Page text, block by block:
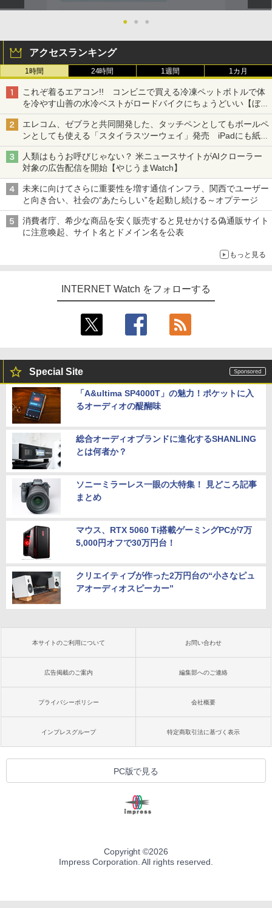
● ● ●
アクセスランキング
1時間 24時間 1週間 1カ月
これぞ着るエアコン!! コンビニで買える冷凍ペットボトルで体
を冷やす山善の水冷ベストがロードバイクにちょうどいい【ぼっ
ち・ざ・ろーど！その14】【空いた時間でなにしてる？】
エレコム、ゼブラと共同開発した、タッチペンとしてもボールペ
ンとしても使える「スタイラスツーウェイ」発売 iPadにも紙に
も、持ち替えずに書き込める
人類はもうお呼びじゃない？ 米ニュースサイトがAIクローラー
対象の広告配信を開始【やじうまWatch】
未来に向けてさらに重要性を増す通信インフラ、関西でユーザー
と向き合い、社会の“あたらしい”を起動し続ける～オプテージ
消費者庁、希少な商品を安く販売すると見せかける偽通販サイト
に注意喚起、サイト名とドメイン名を公表
もっと見る
INTERNET Watch をフォローする
Special Site
「A&ultima SP4000T」の魅力！ポケットに入
るオーディオの醍醐味
総合オーディオブランドに進化するSHANLING
とは何者か？
ソニーミラーレス一眼の大特集！ 見どころ記事
まとめ
マウス、RTX 5060 Ti搭載ゲーミングPCが7万
5,000円オフで30万円台！
クリエイティブが作った2万円台の“小さなピュ
アオーディオスピーカー”
本サイトのご利用について お問い合わせ
広告掲載のご案内 編集部へのご連絡
プライバシーポリシー 会社概要
インプレスグループ 特定商取引法に基づく表示
PC版で見る
Copyright ©2026
Impress Corporation. All rights reserved.